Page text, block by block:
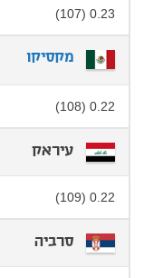
0.23 (107)
מקסיקו
0.22 (108)
עיראק
0.22 (109)
סרביה